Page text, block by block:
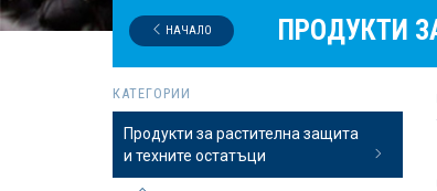
ПРОДУКТИ
НАЧАЛО
КАТЕГОРИИ
Продукти за растителна защита
и техните остатъци